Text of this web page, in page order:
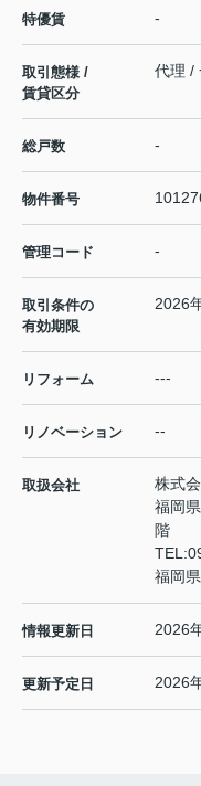
特優賃 -
取引態様 /
賃貸区分
代理 /
総戸数 -
物件番号
管理コード -
取引条件の
有効期限
2026
リフォーム ---
リノベーション --
取扱会社
株式
福岡
階
TEL:
福岡
情報更新日 2026
更新予定日 2026